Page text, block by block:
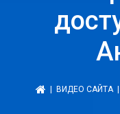
ВИДЕО САЙТА|